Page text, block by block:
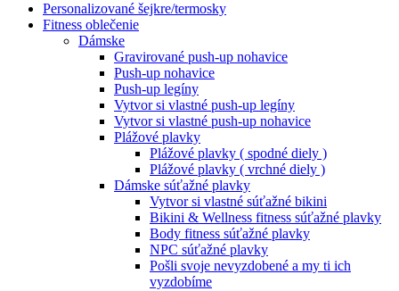
Personalizované šejkre/termosky
Fitness oblečenie
Dámske
Gravirované push-up nohavice
Push-up nohavice
Push-up legíny
Vytvor si vlastné push-up legíny
Vytvor si vlastné push-up nohavice
Plážové plavky
Plážové plavky ( spodné diely )
Plážové plavky ( vrchné diely )
Dámske súťažné plavky
Vytvor si vlastné súťažné bikini
Bikini & Wellness fitness súťažné plavky
Body fitness súťažné plavky
NPC súťažné plavky
Pošli svoje nevyzdobené a my ti ich
vyzdobíme